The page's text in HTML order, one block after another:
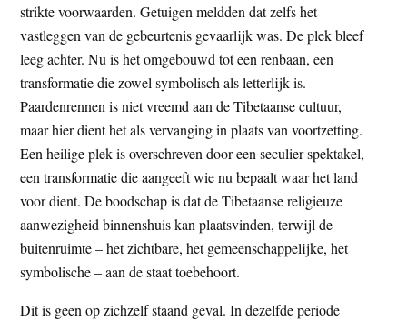
strikte voorwaarden. Getuigen meldden dat zelfs het
vastleggen van de gebeurtenis gevaarlijk was. De plek bleef
leeg achter. Nu is het omgebouwd tot een renbaan, een
transformatie die zowel symbolisch als letterlijk is.
Paardenrennen is niet vreemd aan de Tibetaanse cultuur,
maar hier dient het als vervanging in plaats van voortzetting.
Een heilige plek is overschreven door een seculier spektakel,
een transformatie die aangeeft wie nu bepaalt waar het land
voor dient. De boodschap is dat de Tibetaanse religieuze
aanwezigheid binnenshuis kan plaatsvinden, terwijl de
buitenruimte – het zichtbare, het gemeenschappelijke, het
symbolische – aan de staat toebehoort.
Dit is geen op zichzelf staand geval. In dezelfde periode